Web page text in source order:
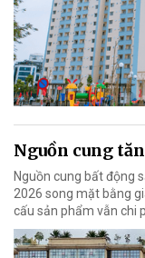
Nguồn cung
Nguồn cung bất động
2026 song mặt bằng
cấu sản phẩm vẫn chi